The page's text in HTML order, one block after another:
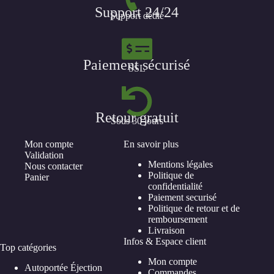
Support 24/24
Support dédié
Paiement sécurisé
SSL
Retour gratuit
Sous 30 jours
Mon compte
Validation
Nous contacter
Panier
En savoir plus
Mentions légales
Politique de
confidentialité
Paiement securisé
Politique de retour et de
remboursement
Livraison
Top catégories
Autoportée Éjection
Infos & Espace client
Mon compte